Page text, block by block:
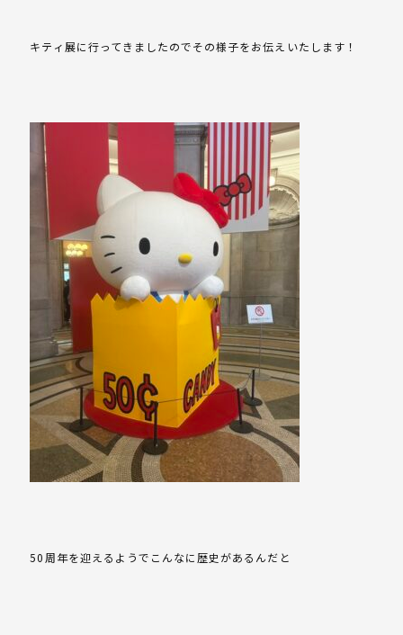
キティ展に行ってきましたのでその様子をお伝えいたします！
50周年を迎えるようでこんなに歴史があるんだと